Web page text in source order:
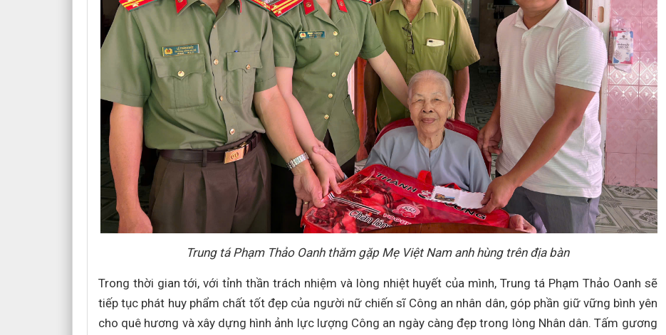
Trung tá Phạm Thảo Oanh thăm gặp Mẹ Việt Nam anh hùng trên địa bàn
Trong thời gian tới, với tỉnh thần trách nhiệm và lòng nhiệt huyết của mình, Trung tá Phạm Thảo Oanh sẽ
tiếp tục phát huy phẩm chất tốt đẹp của người nữ chiến sĩ Công an nhân dân, góp phần giữ vững bình yên
cho quê hương và xây dựng hình ảnh lực lượng Công an ngày càng đẹp trong lòng Nhân dân. Tấm gương